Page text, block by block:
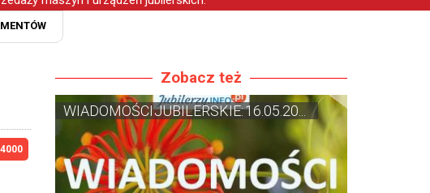
Zobacz też
WIADOMOŚCI JUBILERSKIE: 16.05.20...